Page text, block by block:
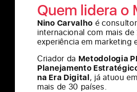
Quem lidera o
Nino Carvalho é
internacional com mais de
experiência em marketing
Criador da Metodologia
Planejamento
na Era Digital, já atuou
mais de 30 países.